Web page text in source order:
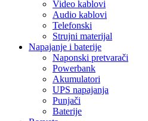
Video kablovi
Audio kablovi
Telefonski
Strujni materijal
Napajanje i baterije
Naponski pretvarači
Powerbank
Akumulatori
UPS napajanja
Punjači
Baterije